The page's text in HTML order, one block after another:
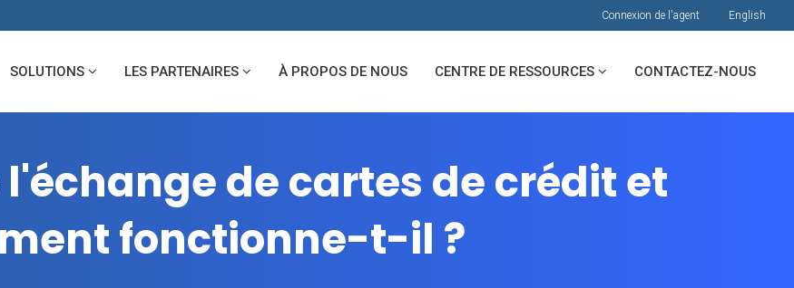
Connexion de l'agent English
SOLUTIONS LES PARTENAIRES À PROPOS DE NOUS CENTRE DE RESSOURCES CONTACTEZ-NOUS
de cartes de crédit et
fonctionne-t-il ?